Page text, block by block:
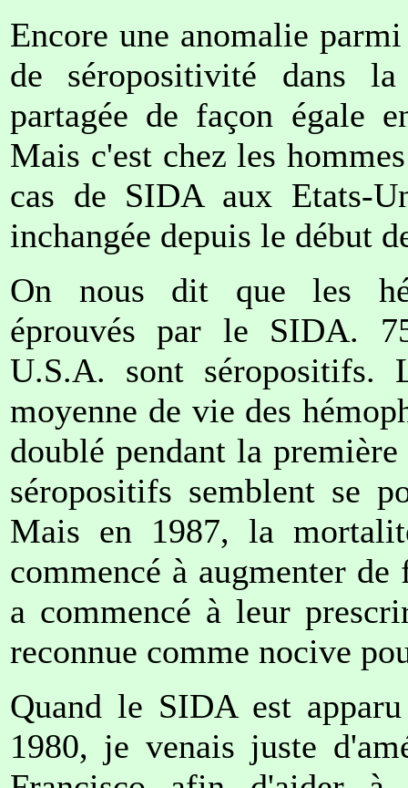
Encore une anomalie
de séropositivité dans
partagée de façon égale
Mais c'est chez les
cas de SIDA aux Etats-
inchangée depuis le début
On nous dit que les
éprouvés par le SIDA.
U.S.A. sont séropositifs.
moyenne de vie des
doublé pendant la
séropositifs semblent se
Mais en 1987, la
commencé à augmenter
a commencé à leur
reconnue comme nocive
Quand le SIDA est
1980, je venais juste